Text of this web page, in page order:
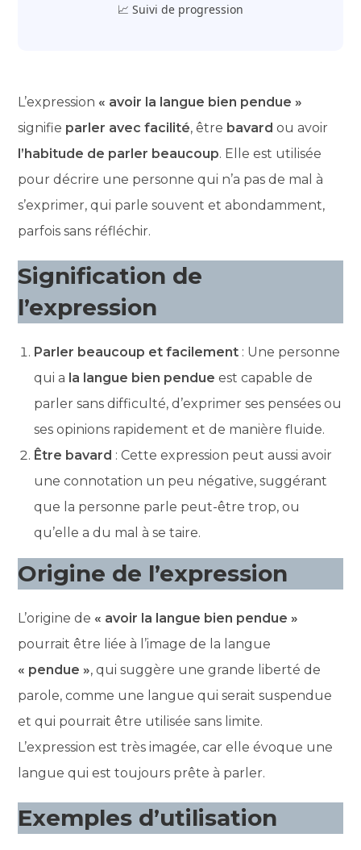
📈 Suivi de progression
L’expression « avoir la langue bien pendue »
signifie parler avec facilité, être bavard ou avoir
l’habitude de parler beaucoup. Elle est utilisée
pour décrire une personne qui n’a pas de mal à
s’exprimer, qui parle souvent et abondamment,
parfois sans réfléchir.
Signification de
l’expression
Parler beaucoup et facilement : Une personne
qui a la langue bien pendue est capable de
parler sans difficulté, d’exprimer ses pensées ou
ses opinions rapidement et de manière fluide.
Être bavard : Cette expression peut aussi avoir
une connotation un peu négative, suggérant
que la personne parle peut-être trop, ou
qu’elle a du mal à se taire.
Origine de l’expression
L’origine de « avoir la langue bien pendue »
pourrait être liée à l’image de la langue
« pendue », qui suggère une grande liberté de
parole, comme une langue qui serait suspendue
et qui pourrait être utilisée sans limite.
L’expression est très imagée, car elle évoque une
langue qui est toujours prête à parler.
Exemples d’utilisation